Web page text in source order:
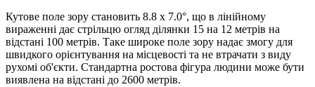
Кутове поле зору становить 8.8 x 7.0°, що в лінійному
вираженні дає стрільцю огляд ділянки 15 на 12 метрів на
відстані 100 метрів. Таке широке поле зору надає змогу для
швидкого орієнтування на місцевості та не втрачати з виду
рухомі об'єкти. Стандартна ростова фігура людини може бути
виявлена на відстані до 2600 метрів.